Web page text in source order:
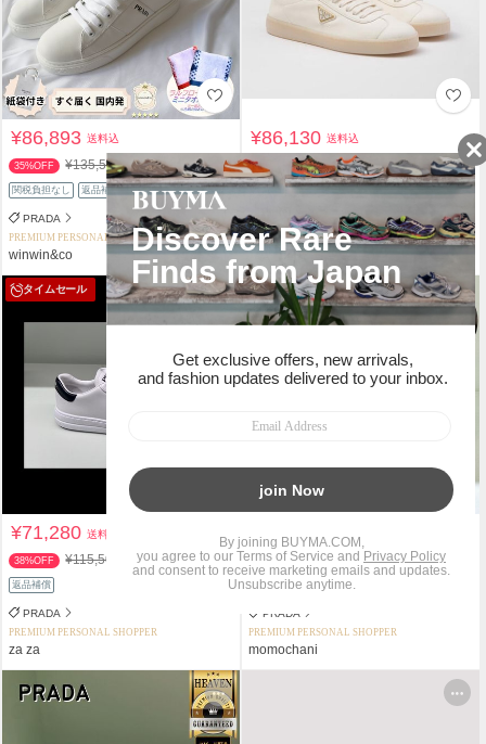
¥86,893送料込
35%OFF ¥135,500
関税負担なし 返品補償
PRADA
PREMIUM PERSONAL SHOPPER
winwin&co
¥86,130送料込
38%OFF ¥140,200
返品補償
PRADA
PREMIUM PERSONAL SHOPPER
za za
タイムセール
¥71,280送料込
38%OFF ¥115,500
返品補償
PRADA
PREMIUM PERSONAL SHOPPER
za za
タイムセール
¥70,092
48%OFF ¥135,900
返品補償
PRADA
PREMIUM PERSONAL SHOPPER
momochani